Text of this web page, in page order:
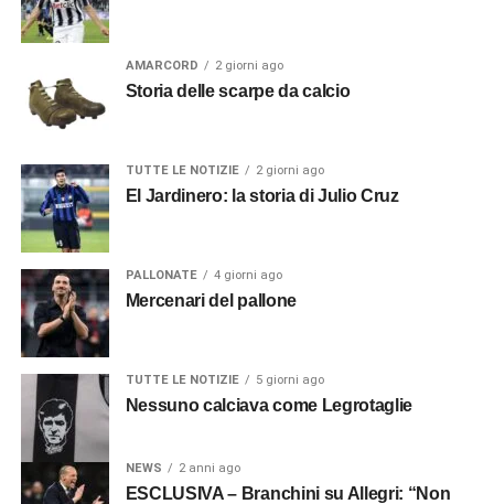
AMARCORD 2 giorni ago
Storia delle scarpe da calcio
TUTTE LE NOTIZIE 2 giorni ago
El Jardinero: la storia di Julio Cruz
PALLONATE 4 giorni ago
Mercenari del pallone
TUTTE LE NOTIZIE 5 giorni ago
Nessuno calciava come Legrotaglie
NEWS 2 anni ago
ESCLUSIVA – Branchini su Allegri: “Non